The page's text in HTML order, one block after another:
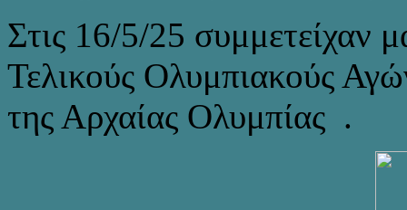
Στις 16/5/25 συμμετείχαν
Τελικούς Ολυμπιακούς
της Αρχαίας Ολυμπίας .